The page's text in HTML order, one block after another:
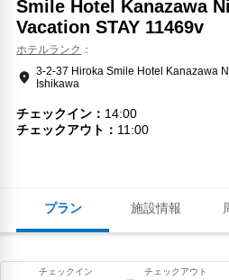
プラン 施設情報
Smile Hotel Kanazawa
Vacation STAY 11469v
ホテルランク
3-2-37 Hiroka Smile Hotel Kanazawa
Ishikawa
チェックイン
14:00
チェックアウト
11:00
チェックイン チェックアウト